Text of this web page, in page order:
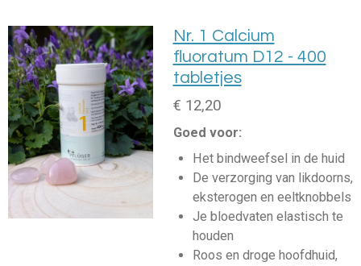
Nr. 1 Calcium
fluoratum D12 - 400
tabletjes
€ 12,20
Goed voor:
Het bindweefsel in de huid
De verzorging van likdoorns,
eksterogen en eeltknobbels
Je bloedvaten elastisch te
houden
Roos en droge hoofdhuid,